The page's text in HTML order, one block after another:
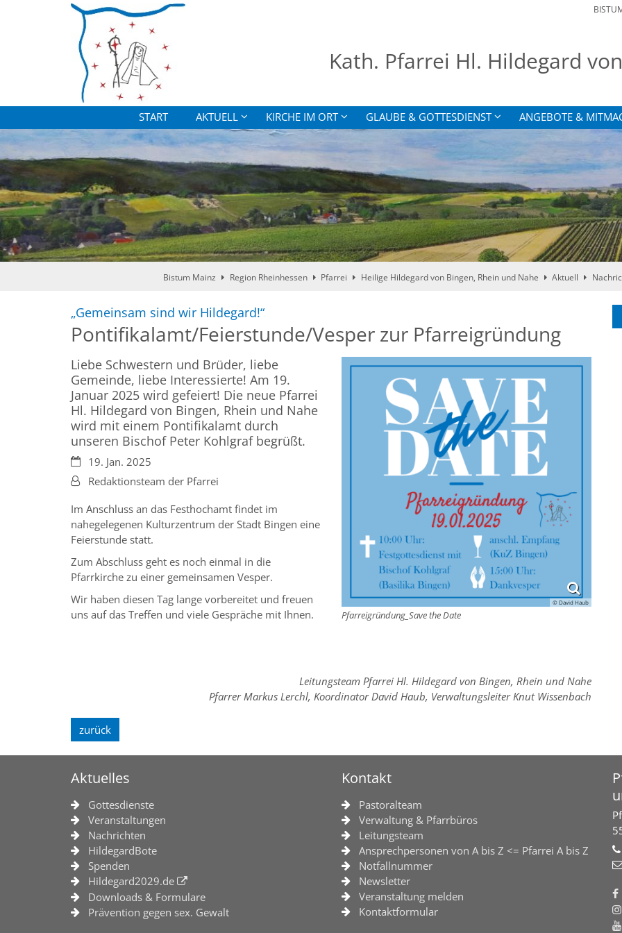
Zum Inhalt springen
Kath. Pfarrei Hl. Hildegard
START AKTUELL KIRCHE IM ORT GLAUBE & GOTTESDIENST ANGEBOTE &
Bistum Mainz Region Rheinhessen Pfarrei Heilige Hildegard von Bingen, Rhein und Nahe Aktuell
„Gemeinsam sind wir Hildegard!“:
Pontifikalamt/Feierstunde/Vesper zur Pfarreigründung
© David Haub
Pfarreigründung_Save the Date
Liebe Schwestern und Brüder, liebe
Gemeinde, liebe Interessierte! Am 19.
Januar 2025 wird gefeiert! Die neue Pfarrei
Hl. Hildegard von Bingen, Rhein und Nahe
wird mit einem Pontifikalamt durch
unseren Bischof Peter Kohlgraf begrüßt.
Datum:19. Jan. 2025
Von:Redaktionsteam der Pfarrei
Im Anschluss an das Festhochamt findet im
nahegelegenen Kulturzentrum der Stadt Bingen eine
Feierstunde statt.
Zum Abschluss geht es noch einmal in die
Pfarrkirche zu einer gemeinsamen Vesper.
Wir haben diesen Tag lange vorbereitet und freuen
uns auf das Treffen und viele Gespräche mit Ihnen.
Leitungsteam Pfarrei Hl. Hildegard von Bingen, Rhein und Nahe
Pfarrer Markus Lerchl, Koordinator David Haub, Verwaltungsleiter Knut Wissenbach
zurück
Aktuelles
Gottesdienste
Veranstaltungen
Nachrichten
HildegardBote
Spenden
Hildegard2029.de
Downloads & Formulare
Prävention gegen sex. Gewalt
Kontakt
Pastoralteam
Verwaltung & Pfarrbüros
Leitungsteam
Ansprechpersonen von A bis Z <= Pfarrei A bis Z
Notfallnummer
Newsletter
Veranstaltung melden
Kontaktformular